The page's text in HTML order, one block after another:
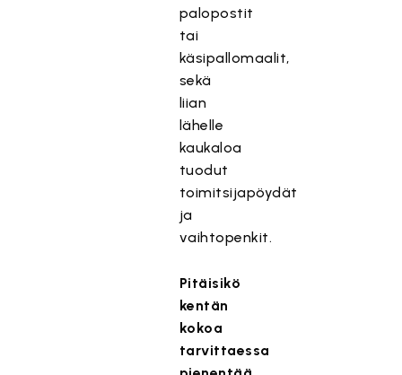
palopostit
tai
käsipallomaalit,
sekä
liian
lähelle
kaukaloa
tuodut
toimitsijapöydät
ja
vaihtopenkit.
Pitäisikö
kentän
kokoa
tarvittaessa